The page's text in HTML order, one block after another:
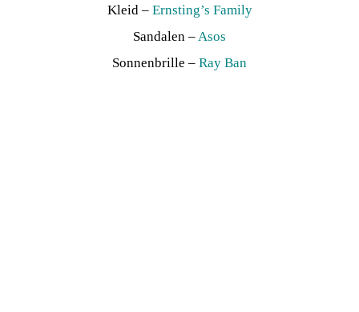
Kleid – Ernsting’s Family
Sandalen – Asos
Sonnenbrille – Ray Ban